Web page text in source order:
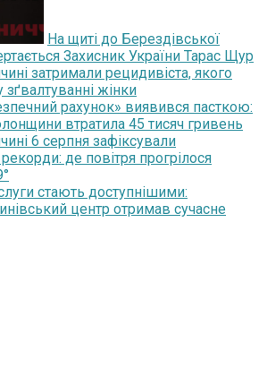
На щиті до Берездівської
Захисник України Тарас Щур
затримали рецидивіста, якого
жінки
рахунок» виявився пасткою:
втратила 45 тисяч гривень
6 серпня зафіксували
де повітря прогрілося
стають доступнішими:
центр отримав сучасне